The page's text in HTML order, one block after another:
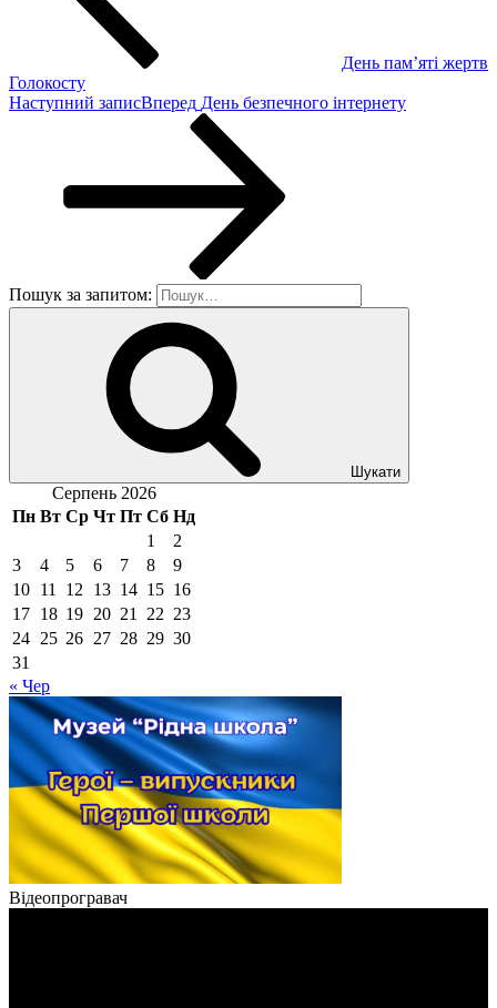
День пам’яті жертв
Голокосту
Наступний записВперед День безпечного інтернету
Пошук за запитом:
Шукати
Серпень 2026
Пн Вт Ср Чт Пт Сб Нд
1
2
3
4 5 6 7 8
9
10 11 12 13 14 15 16
17 18 19 20 21 22 23
24 25 26 27 28 29 30
31
« Чер
Відеопрогравач